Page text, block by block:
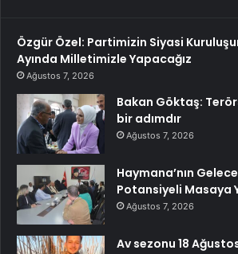
Özgür Özel: Partimizin Siyasi
Ayında Milletimizle Yapacağız
Ağustos 7, 2026
Bakan Göktaş:
bir adımdır
Ağustos 7, 2026
Haymana’nın
Potansiyeli Masaya
Ağustos 7, 2026
Av sezonu 18